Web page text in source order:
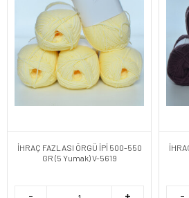
İHRAÇ FAZLASI ÖRGÜ İPİ 500-550
GR (5 Yumak) V-5619